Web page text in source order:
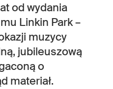
od wydania
Linkin Park –
muzycy
jubileuszową
o
materiał.